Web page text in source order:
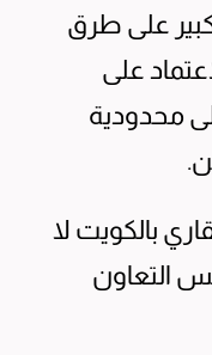
على طرق
على
محدودية
بالكويت لا
التعاون